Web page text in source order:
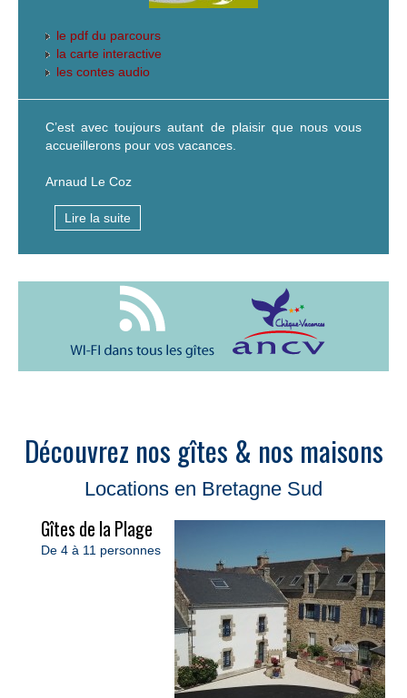
le pdf du parcours
la carte interactive
les contes audio
C’est avec toujours autant de plaisir que nous vous
accueillerons pour vos vacances.
Arnaud Le Coz
Lire la suite
Découvrez nos gîtes & nos maisons
Locations en Bretagne Sud
Gîtes de la Plage
De 4 à 11 personnes